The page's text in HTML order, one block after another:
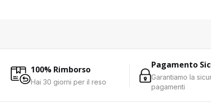
100% Rimborso
Hai 30 giorni per il reso
Pagamento
Garantiamo la
pagamenti